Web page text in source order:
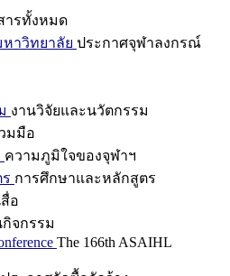
ารทั้งหมด
าวิทยาลัย ประกาศจุฬาลงกรณ์
งานวิจัยและนวัตกรรม
มมือ
ความภูมิใจของจุฬาฯ
การศึกษาและหลักสูตร
อ
จกรรม
The 166th ASAIHL